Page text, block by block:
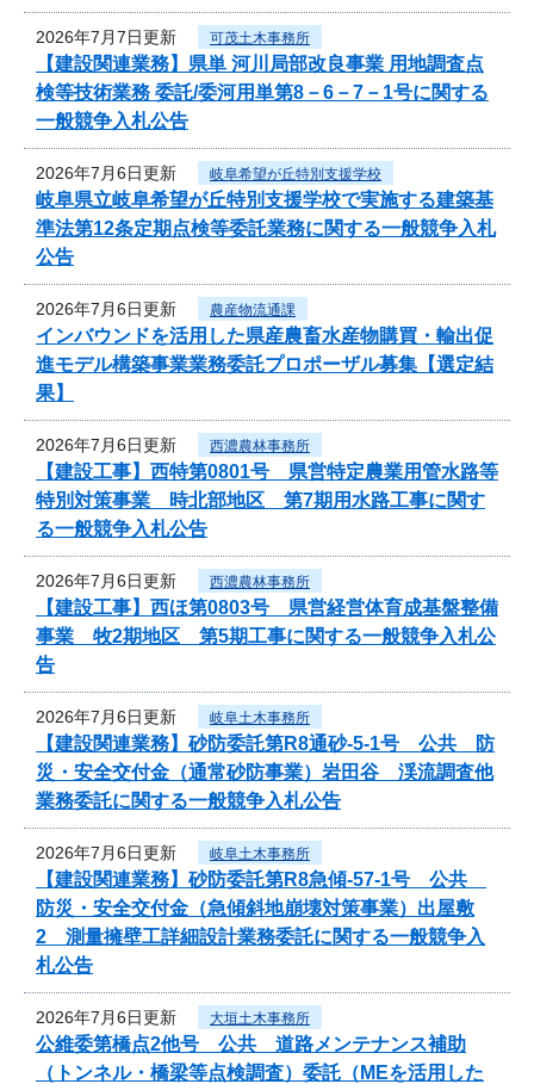
2026年7月7日更新 可茂土木事務所
【建設関連業務】県単 河川局部改良事業 用地調査点
検等技術業務 委託/委河用単第8－6－7－1号に関する
一般競争入札公告
2026年7月6日更新 岐阜希望が丘特別支援学校
岐阜県立岐阜希望が丘特別支援学校で実施する建築基
準法第12条定期点検等委託業務に関する一般競争入札
公告
2026年7月6日更新 農産物流通課
インバウンドを活用した県産農畜水産物購買・輸出促
進モデル構築事業業務委託プロポーザル募集【選定結
果】
2026年7月6日更新 西濃農林事務所
【建設工事】西特第0801号 県営特定農業用管水路等
特別対策事業 時北部地区 第7期用水路工事に関す
る一般競争入札公告
2026年7月6日更新 西濃農林事務所
【建設工事】西ほ第0803号 県営経営体育成基盤整備
事業 牧2期地区 第5期工事に関する一般競争入札公
告
2026年7月6日更新 岐阜土木事務所
【建設関連業務】砂防委託第R8通砂-5-1号 公共 防
災・安全交付金（通常砂防事業）岩田谷 渓流調査他
業務委託に関する一般競争入札公告
2026年7月6日更新 岐阜土木事務所
【建設関連業務】砂防委託第R8急傾-57-1号 公共
防災・安全交付金（急傾斜地崩壊対策事業）出屋敷
2 測量擁壁工詳細設計業務委託に関する一般競争入
札公告
2026年7月6日更新 大垣土木事務所
公維委第橋点2他号 公共 道路メンテナンス補助
（トンネル・橋梁等点検調査）委託（MEを活用した